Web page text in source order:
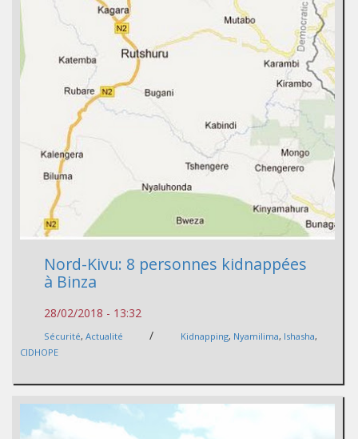
Nord-Kivu: 8 personnes kidnappées
à Binza
28/02/2018 - 13:32
Sécurité, Actualité / Kidnapping, Nyamilima, Ishasha,
CIDHOPE